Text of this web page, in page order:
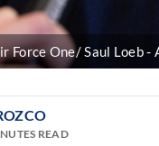
Force One/ Saul Loeb
READ